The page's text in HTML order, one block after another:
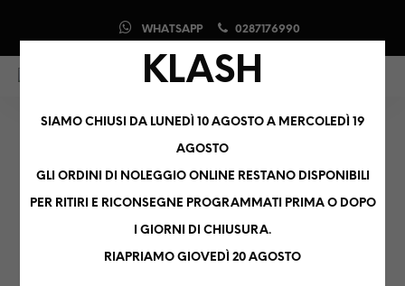
WHATSAPP 0287176990
0 0
a114bk
KLASH
SIAMO CHIUSI DA LUNEDÌ 10 AGOSTO A MERCOLEDÌ 19
AGOSTO
GLI ORDINI DI NOLEGGIO ONLINE RESTANO DISPONIBILI
PER RITIRI E RICONSEGNE PROGRAMMATI PRIMA O DOPO
I GIORNI DI CHIUSURA.
RIAPRIAMO GIOVEDÌ 20 AGOSTO